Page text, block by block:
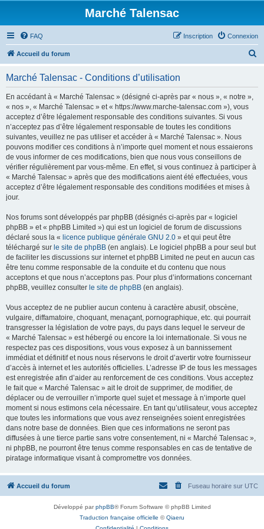
Marché Talensac
FAQ Connexion
Inscription
Accueil du forum
Marché Talensac - Conditions d’utilisation
En accédant à « Marché Talensac » (désigné ci-après par « nous », « notre »,
« nos », « Marché Talensac » et « https://www.marche-talensac.com »), vous
acceptez d’être légalement responsable des conditions suivantes. Si vous
n’acceptez pas d’être légalement responsable de toutes les conditions
suivantes, veuillez ne pas utiliser et accéder à « Marché Talensac ». Nous
pouvons modifier ces conditions à n’importe quel moment et nous essaierons
de vous informer de ces modifications, bien que nous vous conseillons de
vérifier régulièrement par vous-même. En effet, si vous continuez à participer à
« Marché Talensac » après que des modifications aient été effectuées, vous
acceptez d’être légalement responsable des conditions modifiées et mises à
jour.
Nos forums sont développés par phpBB (désignés ci-après par « logiciel
phpBB » et « phpBB Limited ») qui est un logiciel de forum de discussions
déclaré sous la « licence publique générale GNU 2.0 » et qui peut être
téléchargé sur le site de phpBB (en anglais). Le logiciel phpBB a pour seul but
de faciliter les discussions sur internet et phpBB Limited ne peut en aucun cas
être tenu comme responsable de la conduite et du contenu que nous
acceptons et que nous n’acceptons pas. Pour plus d’informations concernant
phpBB, veuillez consulter le site de phpBB (en anglais).
Vous acceptez de ne publier aucun contenu à caractère abusif, obscène,
vulgaire, diffamatoire, choquant, menaçant, pornographique, etc. qui pourrait
transgresser la législation de votre pays, du pays dans lequel le serveur de
« Marché Talensac » est hébergé ou encore la loi internationale. Si vous ne
respectez pas ces dispositions, vous vous exposez à un bannissement
immédiat et définitif et nous nous réservons le droit d’avertir votre fournisseur
d’accès à internet et les autorités officielles. L’adresse IP de tous les messages
est enregistrée afin d’aider au renforcement de ces conditions. Vous acceptez
le fait que « Marché Talensac » ait le droit de supprimer, de modifier, de
déplacer ou de verrouiller n’importe quel sujet et message à n’importe quel
moment si nous estimons cela nécessaire. En tant qu’utilisateur, vous acceptez
que toutes les informations que vous avez renseignées soient enregistrées
dans notre base de données. Bien que ces informations ne seront pas
diffusées à une tierce partie sans votre consentement, ni « Marché Talensac »,
ni phpBB, ne pourront être tenus comme responsables en cas de tentative de
piratage informatique visant à compromettre vos données.
Accueil du forum Fuseau horaire sur UTC
Développé parphpBB® Forum Software © phpBB Limited
Traduction française officielle ©Qiaeru